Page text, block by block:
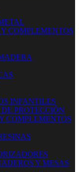
COMPLEMENTOS
INFANTILES
PROTECCIÓN
COMPLEMENTOS
Y MESAS